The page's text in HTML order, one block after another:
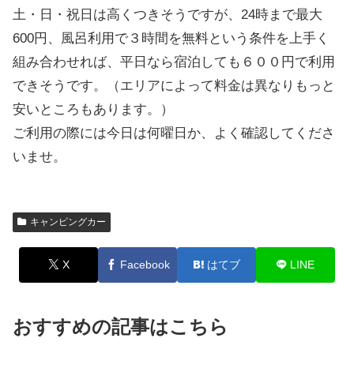
土・日・祝日は高くつきそうですが、24時まで最大
600円、風呂利用で３時間を無料という条件を上手く
組み合わせれば、平日なら宿泊しても６００円で利用
できそうです。（エリアによって料金は異なりもっと
安いところもあります。）
ご利用の際には今日は何曜日か、よく確認してくださ
いませ。
キャンピングカー
X Facebook はてブ LINE
おすすめの記事はこちら